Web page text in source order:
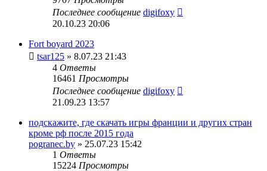
Последнее сообщение digifoxy
20.10.23 20:06
Fort boyard 2023
tsar125 » 8.07.23 21:43
4 Ответы
16461 Просмотры
Последнее сообщение digifoxy
21.09.23 13:57
подскажите, где скачать игры франции и других стран
кроме рф после 2015 года
pogranec.by » 25.07.23 15:42
1 Ответы
15224 Просмотры